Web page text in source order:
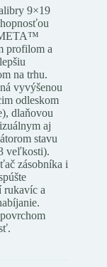
9×19
META™
profilom a
na trhu.
vyvýšenou
odleskom
dlaňovou
aj
stavu
veľkosti).
zásobníka i
rukavíc a